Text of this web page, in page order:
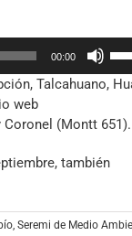
o
00:00
para
Talcahuano,
web
Coronel (Montt 651).
también
Seremi de Medio